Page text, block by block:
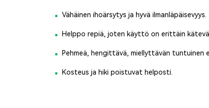
Vähäinen ihoärsytys ja hyvä ilmanläpäisevyys.
Helppo repiä, joten käyttö on erittäin
Pehmeä, hengittävä, miellyttävän tuntuinen
Kosteus ja hiki poistuvat helposti.